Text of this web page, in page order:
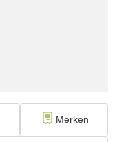
Merken